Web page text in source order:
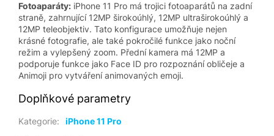
Fotoaparáty: iPhone 11 Pro má trojici fotoaparátů na zadní
straně, zahrnující 12MP širokoúhlý, 12MP ultraširokoúhlý a
12MP teleobjektiv. Tato konfigurace umožňuje nejen
krásné fotografie, ale také pokročilé funkce jako noční
režim a vylepšený zoom. Přední kamera má 12MP a
podporuje funkce jako Face ID pro rozpoznání obličeje a
Animoji pro vytváření animovaných emoji.
Doplňkové parametry
Kategorie:
iPhone 11 Pro